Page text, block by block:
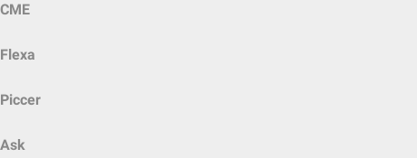
CME
Flexa
Piccer
Ask